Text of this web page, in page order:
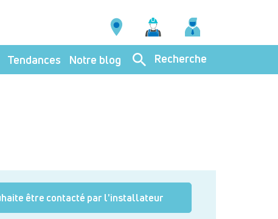
Tendances Notre blog Recherche
être contacté par l'installateur